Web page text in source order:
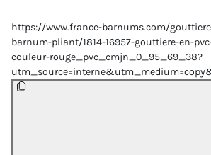
https://www.france-barnums.com/
barnum-pliant/1814-16957-gouttiere-en-
couleur-rouge_pvc_cmjn_0_95_69_38?